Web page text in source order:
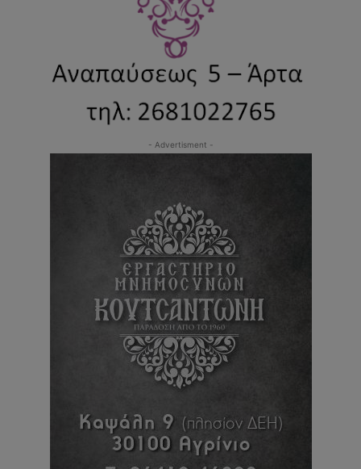
- Advertisment -